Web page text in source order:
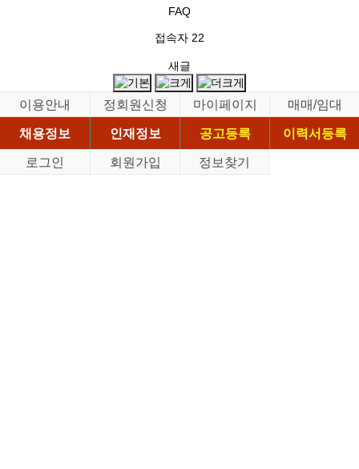
FAQ
접속자 22
새글
이용안내 정회원신청 마이페이지
매매/임대
채용정보
인재정보 공고등록
이력서등록
로그인
회원가입 정보찾기